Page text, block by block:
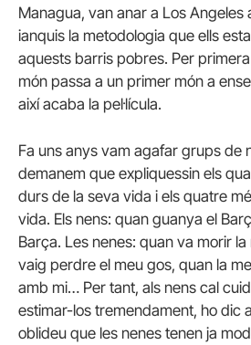
Managua, van anar a Los Angeles
ianquis la metodologia que ells
aquests barris pobres. Per
món passa a un primer món a
així acaba la pel·lícula.
Fa uns anys vam agafar grups de
demanem que expliquessin els
durs de la seva vida i els quatre
vida. Els nens: quan guanya el
Barça. Les nenes: quan va morir
vaig perdre el meu gos, quan la
amb mi… Per tant, als nens cal
estimar-los tremendament, ho dic
oblideu que les nenes tenen ja